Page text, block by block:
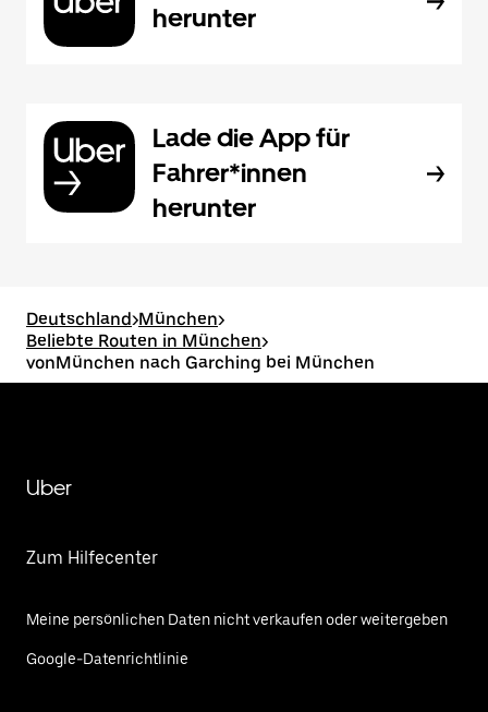
herunter
Lade die App für
Fahrer*innen
herunter
Deutschland>München>
Beliebte Routen in München>
vonMünchen nach Garching bei München
Uber
Zum Hilfecenter
Meine persönlichen Daten nicht verkaufen oder weitergeben
Google-Datenrichtlinie